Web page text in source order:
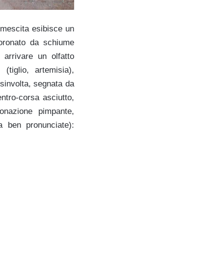
esibisce un
da schiume
arrivare un olfatto
(tiglio, artemisia),
segnata da
corsa asciutto,
pimpante,
pronunciate):